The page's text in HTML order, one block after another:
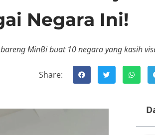
Negara Ini!
MinBi buat 10 negara yang kasih
Share: